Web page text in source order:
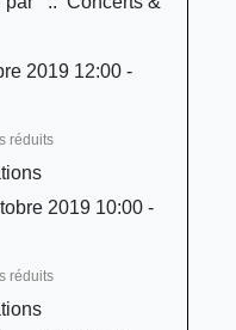
2019 12:00 -
réduits
2019 10:00 -
réduits